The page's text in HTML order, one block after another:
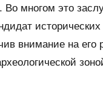
многом это
внимание на его